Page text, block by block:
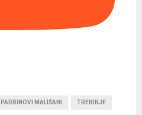
PADRINOVI MALIŠANI TREBINJE